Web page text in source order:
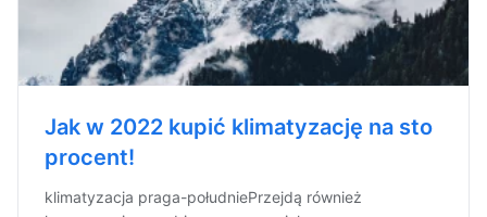
Jak w 2022 kupić klimatyzację na sto
procent!
klimatyzacja praga-południePrzejdą również